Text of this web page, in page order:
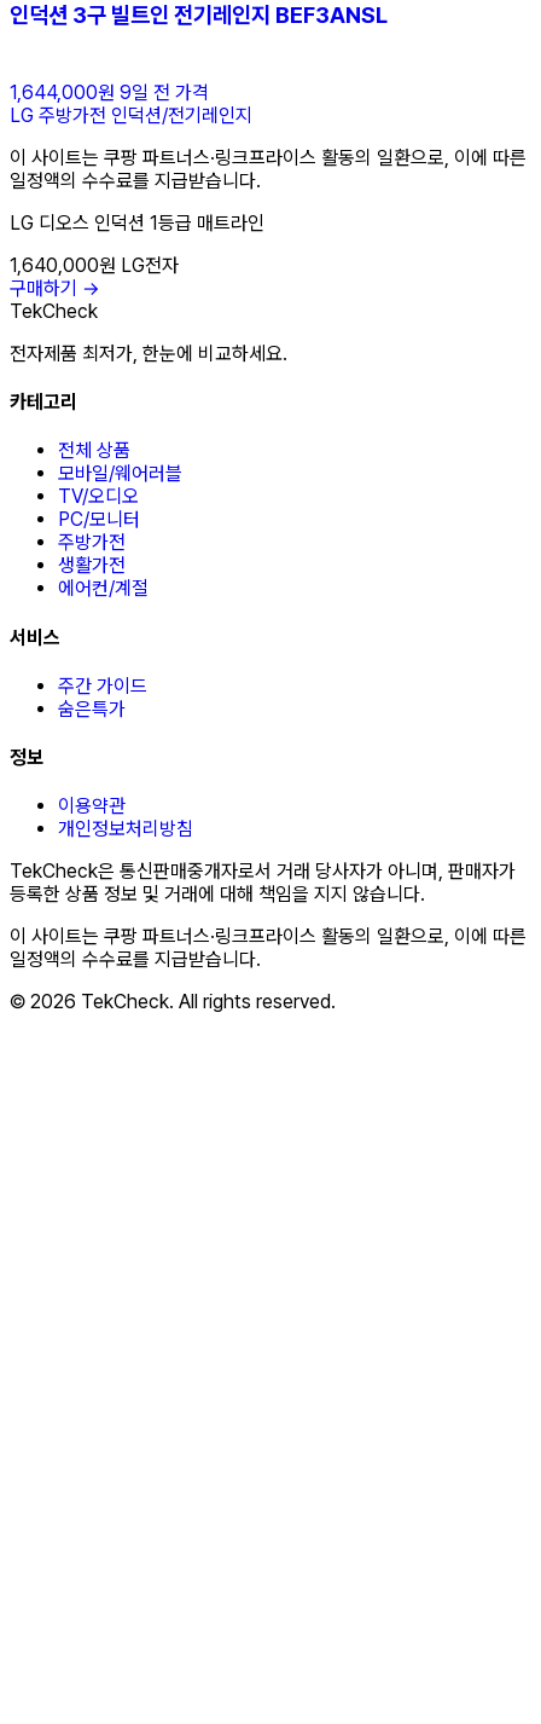
인덕션 3구 빌트인 전기레인지 BEF3ANSL
1,644,000원 9일 전 가격
LG 주방가전 인덕션/전기레인지
이 사이트는 쿠팡 파트너스·링크프라이스 활동의 일환으로, 이에 따른
일정액의 수수료를 지급받습니다.
LG 디오스 인덕션 1등급 매트라인
1,640,000원 LG전자
구매하기 →
TekCheck
전자제품 최저가, 한눈에 비교하세요.
카테고리
전체 상품
모바일/웨어러블
TV/오디오
PC/모니터
주방가전
생활가전
에어컨/계절
서비스
주간 가이드
숨은특가
정보
이용약관
개인정보처리방침
TekCheck은 통신판매중개자로서 거래 당사자가 아니며, 판매자가
등록한 상품 정보 및 거래에 대해 책임을 지지 않습니다.
이 사이트는 쿠팡 파트너스·링크프라이스 활동의 일환으로, 이에 따른
일정액의 수수료를 지급받습니다.
© 2026 TekCheck. All rights reserved.